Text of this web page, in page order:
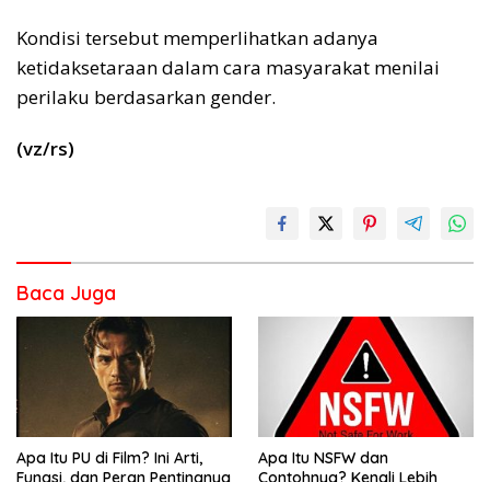
Kondisi tersebut memperlihatkan adanya
ketidaksetaraan dalam cara masyarakat menilai
perilaku berdasarkan gender.
(vz/rs)
Baca Juga
Apa Itu PU di Film? Ini Arti,
Fungsi, dan Peran Pentingnya
Apa Itu NSFW dan
Contohnya? Kenali Lebih